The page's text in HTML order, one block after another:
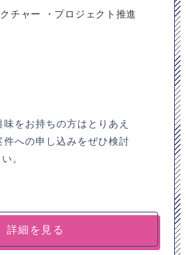
チャー ・プロジェクト推進
をお持ちの方はとりあえ
への申し込みをぜひ検討
。
詳細を見る